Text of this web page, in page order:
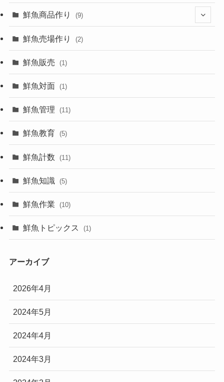
鮮魚商品作り (9)
(8)
鮮魚売場作り (2)
鮮魚販売 (1)
鮮魚対面 (1)
鮮魚管理 (11)
鮮魚教育 (5)
鮮魚計数 (11)
鮮魚知識 (5)
鮮魚作業 (10)
鮮魚トピックス (1)
アーカイブ
2026年4月
2024年5月
2024年4月
2024年3月